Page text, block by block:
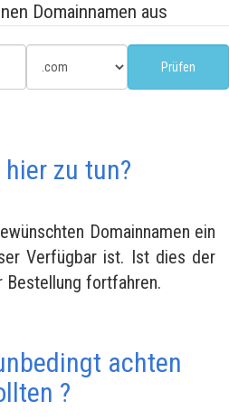
Domainnamen aus
zu tun?
Domainnamen ein
Verfügbar ist. Ist dies der
Bestellung fortfahren.
achten
?